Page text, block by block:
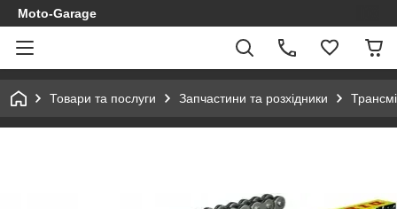
Moto-Garage
Товари та послуги Запчастини та розхідники